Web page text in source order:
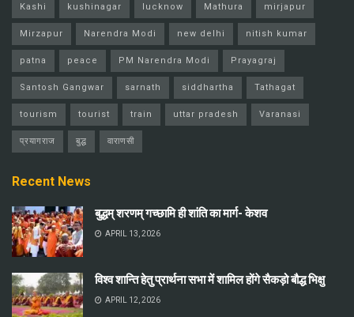
Kashi kushinagar lucknow Mathura mirjapur
Mirzapur Narendra Modi new delhi nitish kumar
patna peace PM Narendra Modi Prayagraj
Santosh Gangwar sarnath siddhartha Tathagat
tourism tourist train uttar pradesh Varanasi
प्रयागराज बुद्ध वाराणसी
Recent News
बुद्धम् शरणम् गच्छामि ही शांति का मार्ग- केशव
APRIL 13, 2026
विश्व शान्ति हेतु प्रार्थना सभा में शामिल होंगे सैकड़ो बौद्ध भिक्षु
APRIL 12, 2026